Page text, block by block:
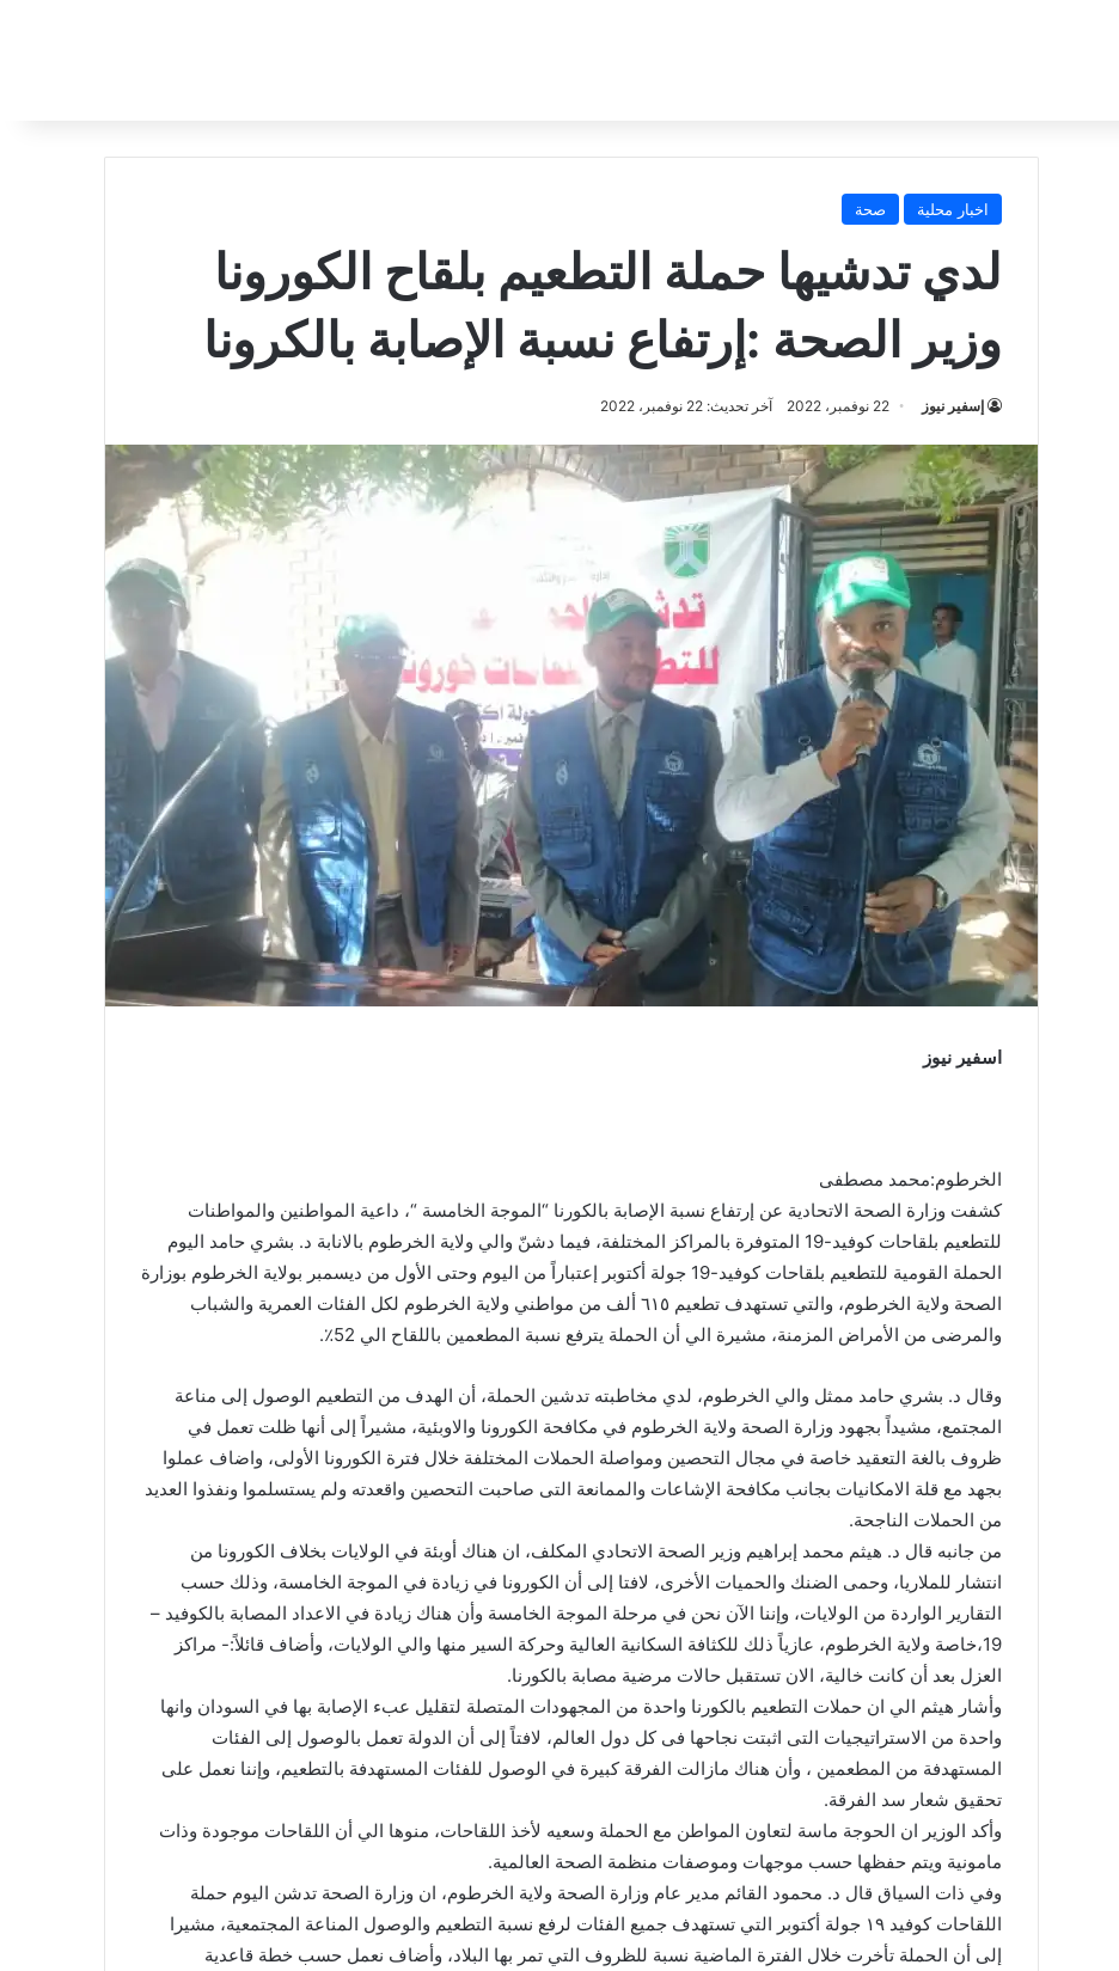
اخبار محلية صحة
لدي تدشيها حملة التطعيم بلقاح الكورونا
وزير الصحة :إرتفاع نسبة الإصابة بالكرونا
إسفير نيوز 22 نوفمبر، 2022 آخر تحديث: 22 نوفمبر، 2022
اسفير نيوز
الخرطوم:محمد مصطفى
كشفت وزارة الصحة الاتحادية عن إرتفاع نسبة الإصابة بالكورنا “الموجة الخامسة “، داعية المواطنين والمواطنات
للتطعيم بلقاحات كوفيد-19 المتوفرة بالمراكز المختلفة، فيما دشنّ والي ولاية الخرطوم بالانابة د. بشري حامد اليوم
الحملة القومية للتطعيم بلقاحات كوفيد-19 جولة أكتوبر إعتباراً من اليوم وحتى الأول من ديسمبر بولاية الخرطوم بوزارة
الصحة ولاية الخرطوم، والتي تستهدف تطعيم ٦١٥ ألف من مواطني ولاية الخرطوم لكل الفئات العمرية والشباب
والمرضى من الأمراض المزمنة، مشيرة الي أن الحملة يترفع نسبة المطعمين باللقاح الي 52٪.
وقال د. بشري حامد ممثل والي الخرطوم، لدي مخاطبته تدشين الحملة، أن الهدف من التطعيم الوصول إلى مناعة
المجتمع، مشيداً بجهود وزارة الصحة ولاية الخرطوم في مكافحة الكورونا والاوبئية، مشيراً إلى أنها ظلت تعمل في
ظروف بالغة التعقيد خاصة في مجال التحصين ومواصلة الحملات المختلفة خلال فترة الكورونا الأولى، واضاف عملوا
بجهد مع قلة الامكانيات بجانب مكافحة الإشاعات والممانعة التى صاحبت التحصين واقعدته ولم يستسلموا ونفذوا العديد
من الحملات الناجحة.
من جانبه قال د. هيثم محمد إبراهيم وزير الصحة الاتحادي المكلف، ان هناك أوبئة في الولايات بخلاف الكورونا من
انتشار للملاريا، وحمى الضنك والحميات الأخرى، لافتا إلى أن الكورونا في زيادة في الموجة الخامسة، وذلك حسب
التقارير الواردة من الولايات، وإننا الآن نحن في مرحلة الموجة الخامسة وأن هناك زيادة في الاعداد المصابة بالكوفيد –
19،خاصة ولاية الخرطوم، عازياً ذلك للكثافة السكانية العالية وحركة السير منها والي الولايات، وأضاف قائلاً:- مراكز
العزل بعد أن كانت خالية، الان تستقبل حالات مرضية مصابة بالكورنا.
وأشار هيثم الي ان حملات التطعيم بالكورنا واحدة من المجهودات المتصلة لتقليل عبء الإصابة بها في السودان وانها
واحدة من الاستراتيجيات التى اثبتت نجاحها فى كل دول العالم، لافتاً إلى أن الدولة تعمل بالوصول إلى الفئات
المستهدفة من المطعمين ، وأن هناك مازالت الفرقة كبيرة في الوصول للفئات المستهدفة بالتطعيم، وإننا نعمل على
تحقيق شعار سد الفرقة.
وأكد الوزير ان الحوجة ماسة لتعاون المواطن مع الحملة وسعيه لأخذ اللقاحات، منوها الي أن اللقاحات موجودة وذات
مامونية ويتم حفظها حسب موجهات وموصفات منظمة الصحة العالمية.
وفي ذات السياق قال د. محمود القائم مدير عام وزارة الصحة ولاية الخرطوم، ان وزارة الصحة تدشن اليوم حملة
اللقاحات كوفيد ١٩ جولة أكتوبر التي تستهدف جميع الفئات لرفع نسبة التطعيم والوصول المناعة المجتمعية، مشيرا
إلى أن الحملة تأخرت خلال الفترة الماضية نسبة للظروف التي تمر بها البلاد، وأضاف نعمل حسب خطة قاعدية